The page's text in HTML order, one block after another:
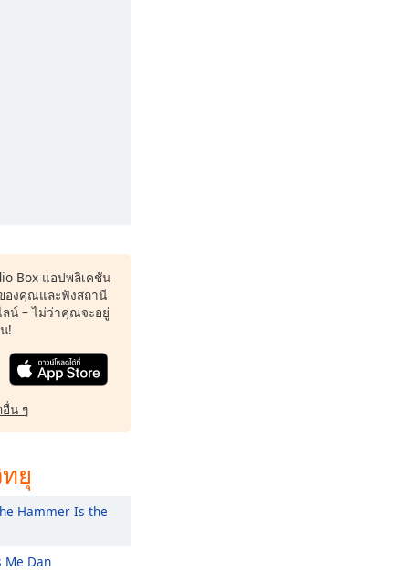
Box แอปพลิเคชัน
องคุณและฟังสถานี
น์ – ไม่ว่าคุณจะอยู่
!
อื่น ๆ
ยุ
Hammer Is the
Me Dan